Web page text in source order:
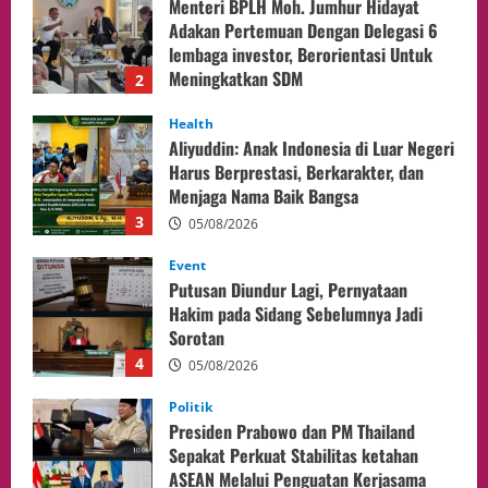
3
Aliyuddin: Anak Indonesia di Luar Negeri
Harus Berprestasi, Berkarakter, dan
Menjaga Nama Baik Bangsa
05/08/2026
4
Event
Putusan Diundur Lagi, Pernyataan
Hakim pada Sidang Sebelumnya Jadi
Sorotan
05/08/2026
5
Politik
Presiden Prabowo dan PM Thailand
Sepakat Perkuat Stabilitas ketahan
ASEAN Melalui Penguatan Kerjasama
Kedua Negara.
Culture
Pengadilan Agama Jakarta Pusat
Selesaikan 25 Perkara Isbat Nikah bagi
WNI di Johor Bahru